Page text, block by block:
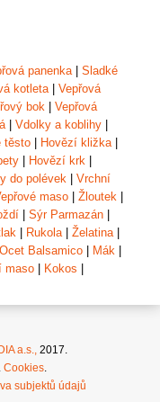
panenka| Sladké
kotleta| Vepřová
bok
Vepřová
| Vdolky a koblihy
těsto Hovězí kližka|
Hovězí krk
do polévek
Vrchní
maso Žloutek
Sýr Parmazán
Rukola| Želatina|
Ocet Balsamico Mák
maso Kokos
a.s., 2017.
Cookies.
subjektů údajů